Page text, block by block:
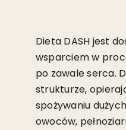
Dieta DASH jest
wsparciem w
po zawale serca.
strukturze,
spożywaniu
owoców,